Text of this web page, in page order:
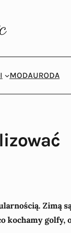
MODAURODA
Zimą